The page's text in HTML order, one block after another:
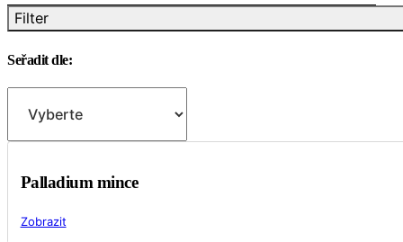
Filter
Seřadit dle:
Palladium mince
Zobrazit